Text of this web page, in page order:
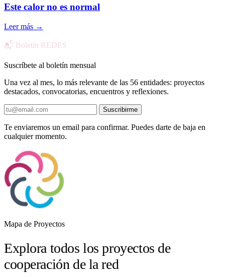
Este calor no es normal
Leer más →
📬 Boletín REDES
Suscríbete al boletín mensual
Una vez al mes, lo más relevante de las 56 entidades: proyectos
destacados, convocatorias, encuentros y reflexiones.
Suscribirme
Te enviaremos un email para confirmar. Puedes darte de baja en
cualquier momento.
Mapa de Proyectos
Explora todos los proyectos de
cooperación de la red